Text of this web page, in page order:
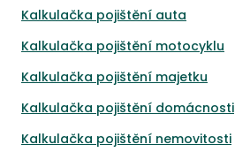
Kalkulačka pojištění auta
Kalkulačka pojištění motocyklu
Kalkulačka pojištění majetku
Kalkulačka pojištění domácnosti
Kalkulačka pojištění nemovitosti